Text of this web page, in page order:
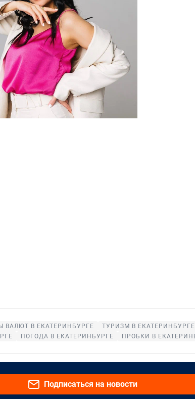
ВАЛЮТ В ЕКАТЕРИНБУРГЕ ТУРИЗМ В ЕКАТЕРИНБУРГЕ
ПОГОДА В ЕКАТЕРИНБУРГЕ ПРОБКИ В
Подписаться на новости